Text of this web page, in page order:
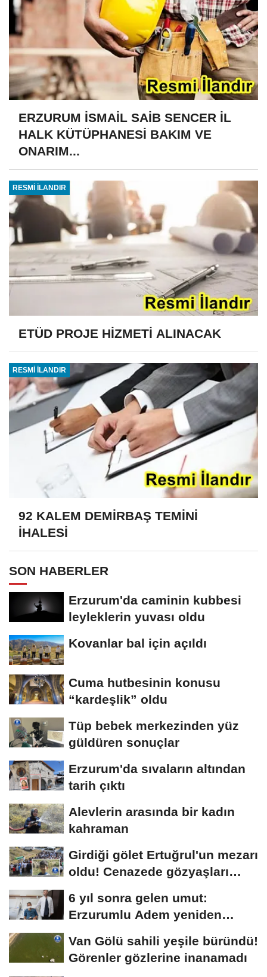
ERZURUM İSMAİL SAİB SENCER İL
HALK KÜTÜPHANESİ BAKIM VE
ONARIM...
RESMİ İLANDIR
ETÜD PROJE HİZMETİ ALINACAK
RESMİ İLANDIR
92 KALEM DEMİRBAŞ TEMİNİ
İHALESİ
SON HABERLER
Erzurum'da caminin kubbesi
leyleklerin yuvası oldu
Kovanlar bal için açıldı
Cuma hutbesinin konusu
“kardeşlik” oldu
Tüp bebek merkezinden yüz
güldüren sonuçlar
Erzurum'da sıvaların altından
tarih çıktı
Alevlerin arasında bir kadın
kahraman
Girdiği gölet Ertuğrul'un mezarı
oldu! Cenazede gözyaşları
6 yıl sonra gelen umut:
Erzurumlu Adem yeniden
Van Gölü sahili yeşile büründü!
Görenler gözlerine inanamadı